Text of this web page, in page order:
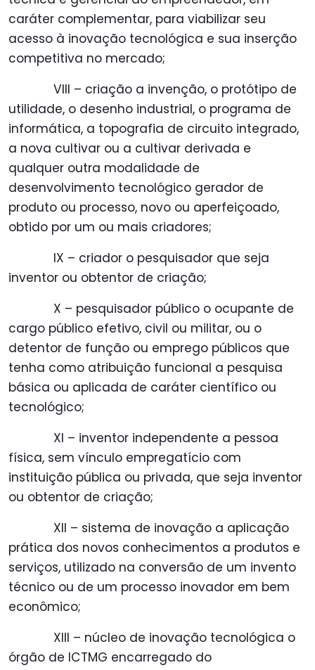
caráter complementar, para viabilizar seu
acesso à inovação tecnológica e sua inserção
competitiva no mercado;
VIII – criação a invenção, o protótipo de
utilidade, o desenho industrial, o programa de
informática, a topografia de circuito integrado,
a nova cultivar ou a cultivar derivada e
qualquer outra modalidade de
desenvolvimento tecnológico gerador de
produto ou processo, novo ou aperfeiçoado,
obtido por um ou mais criadores;
IX – criador o pesquisador que seja
inventor ou obtentor de criação;
X – pesquisador público o ocupante de
cargo público efetivo, civil ou militar, ou o
detentor de função ou emprego públicos que
tenha como atribuição funcional a pesquisa
básica ou aplicada de caráter científico ou
tecnológico;
XI – inventor independente a pessoa
física, sem vínculo empregatício com
instituição pública ou privada, que seja inventor
ou obtentor de criação;
XII – sistema de inovação a aplicação
prática dos novos conhecimentos a produtos e
serviços, utilizado na conversão de um invento
técnico ou de um processo inovador em bem
econômico;
XIII – núcleo de inovação tecnológica o
órgão de ICTMG encarregado do